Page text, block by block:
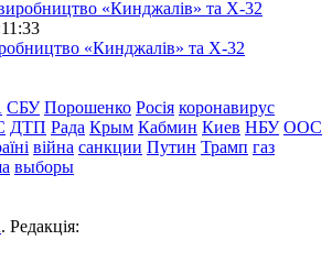
«Кинджалів» та Х-32
СБУ Порошенко Росія коронавирус
ДТП Рада Крым Кабмин Киев НБУ ООС
війна санкции Путин Трамп газ
выборы
. Редакція: